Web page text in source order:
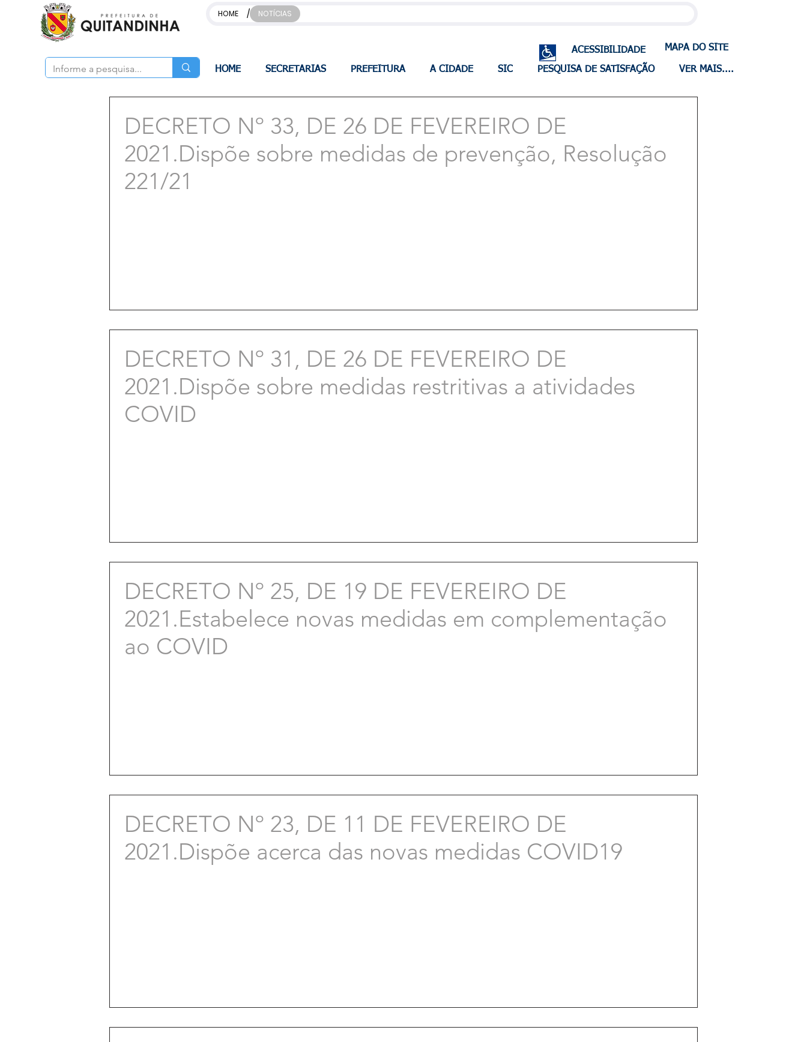
HOME / NOTÍCIAS
ACESSIBILIDADE MAPA DO SITE
HOME SECRETARIAS PREFEITURA A CIDADE SIC PESQUISA DE SATISFAÇÃO VER MAIS....
DECRETO Nº 33, DE 26 DE FEVEREIRO DE
2021.Dispõe sobre medidas de prevenção, Resolução
221/21
DECRETO Nº 31, DE 26 DE FEVEREIRO DE
2021.Dispõe sobre medidas restritivas a atividades
COVID
DECRETO Nº 25, DE 19 DE FEVEREIRO DE
2021.Estabelece novas medidas em complementação
ao COVID
DECRETO Nº 23, DE 11 DE FEVEREIRO DE
2021.Dispõe acerca das novas medidas COVID19